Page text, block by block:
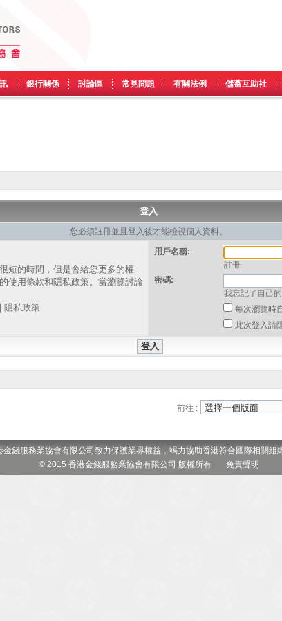
銀行關係 討論區 常見問題 有關法例 儲蓄互助社
登入
您必須註冊並且登入後才能檢視個人資料。
短的時間，但是會給您更多的權
使用條款和隱私政策。當瀏覽討論
隱私政策
用戶名稱:
註冊
密碼:
我忘記了自己
每次瀏覽時
此次登入請
前往 :
金錢服務業協會有限公司致力保護業界權益，竭力協助香港符合國際相關組
© 2015 香港金錢服務業協會有限公司 版權所有 免責聲明